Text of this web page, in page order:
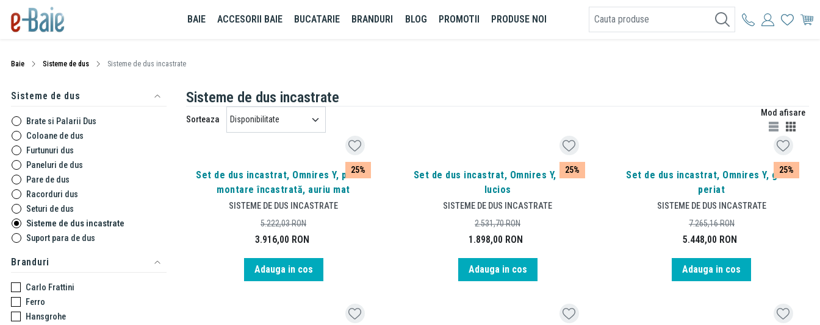
BAIE ACCESORII BAIE BUCATARIE BRANDURI BLOG PROMOTII PRODUSE NOI
Baie Sisteme de dus Sisteme de dus incastrate
Sisteme de dus
Brate si Palarii Dus
Coloane de dus
Furtunuri dus
Paneluri de dus
Pare de dus
Racorduri dus
Seturi de dus
Sisteme de dus incastrate
Suport para de dus
Branduri
Carlo Frattini
Ferro
Hansgrohe
Sisteme de dus incastrate
Sorteaza
Mod afisare
25%
Set de dus incastrat, Omnires Y, pentru
montare încastrată, auriu mat
SISTEME DE DUS INCASTRATE
3.916,00 RON
5.222,03RON
Adauga in cos
25%
Set de dus incastrat, Omnires Y, crom
lucios
SISTEME DE DUS INCASTRATE
1.898,00 RON
2.531,70RON
Adauga in cos
25%
Set de dus incastrat, Omnires Y, grafit
periat
SISTEME DE DUS INCASTRATE
5.448,00 RON
7.265,16RON
Adauga in cos